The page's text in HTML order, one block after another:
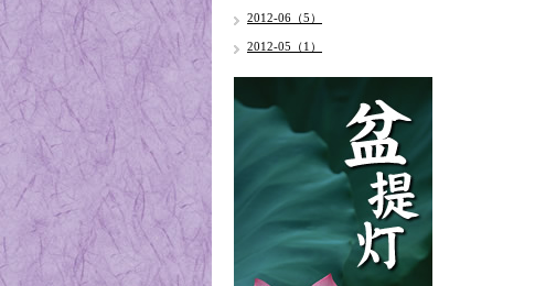
2012-06（5）
2012-05（1）